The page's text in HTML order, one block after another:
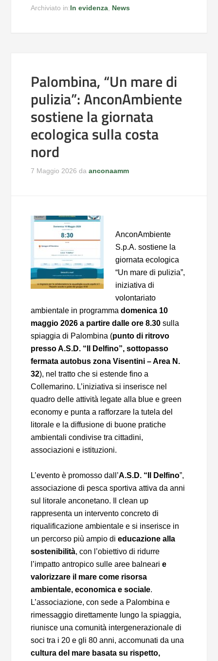
Archiviato in:In evidenza News
Palombina, “Un mare di
pulizia”: AnconAmbiente
sostiene la giornata
ecologica sulla costa
nord
7 Maggio 2026 daanconaamm
AnconAmbiente
S.p.A. sostiene la
giornata ecologica
“Un mare di pulizia”,
iniziativa di
volontariato
ambientale in programmadomenica 10
maggio 2026 a partire dalle ore 8.30 sulla
spiaggia di Palombina (punto di ritrovo
presso A.S.D. “Il Delfino”, sottopasso
fermata autobus zona Visentini – Area N.
32), nel tratto che si estende fino a
Collemarino. L’iniziativa si inserisce nel
quadro delle attività legate alla blue e green
economy e punta a rafforzare la tutela del
litorale e la diffusione di buone pratiche
ambientali condivise tra cittadini,
associazioni e istituzioni.
L’evento è promosso dall’A.S.D. “Il Delfino”,
associazione di pesca sportiva attiva da anni
sul litorale anconetano. Il clean up
rappresenta un intervento concreto di
riqualificazione ambientale e si inserisce in
un percorso più ampio dieducazione alla
sostenibilità, con l’obiettivo di ridurre
l’impatto antropico sulle aree balnearie
valorizzare il mare come risorsa
ambientale, economica e sociale.
L’associazione, con sede a Palombina e
rimessaggio direttamente lungo la spiaggia,
riunisce una comunità intergenerazionale di
soci tra i 20 e gli 80 anni, accomunati da una
cultura del mare basata su rispetto,